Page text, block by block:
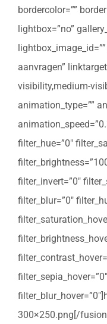
bordercolor=””
lightbox=”no”
aanvragen”
visibility,medium-
animation_type=””
filter_hue=”0″
filter_invert=”0″
filter_blur=”0″
300×250.png[/